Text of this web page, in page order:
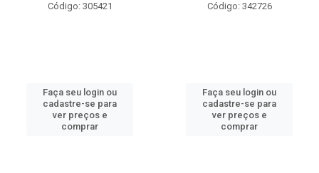
Código: 305421
Faça seu login ou
cadastre-se para
ver preços e
comprar
Código: 342726
Faça seu login ou
cadastre-se para
ver preços e
comprar